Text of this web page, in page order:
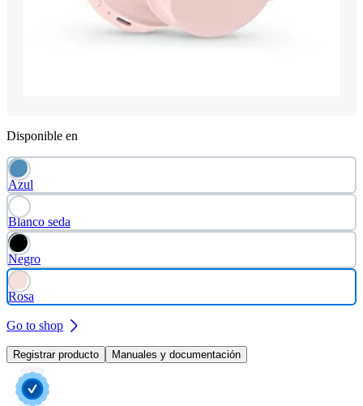
Disponible en
Azul
Blanco seda
Negro
Rosa
Go to shop
Registrar producto Manuales y documentación